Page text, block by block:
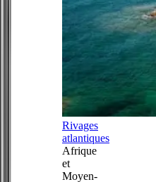
Rivages
atlantiques
Afrique
et
Moyen-